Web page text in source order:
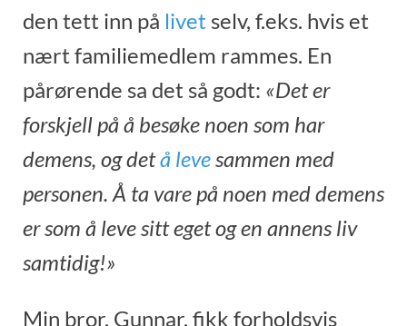
den tett inn på livet selv, f.eks. hvis et
nært familiemedlem rammes. En
pårørende sa det så godt: «Det er
forskjell på å besøke noen som har
demens, og detå levesammen med
personen. Å ta vare på noen med demens
er som å leve sitt eget og en annens liv
samtidig!»
Min bror, Gunnar, fikk forholdsvis